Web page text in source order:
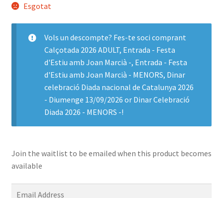
Esgotat
Vols un descompte? Fes-te soci comprant
Calçotada 2026 ADULT, Entrada - Festa
d'Estiu amb Joan Marcià -, Entrada - Festa
d'Estiu amb Joan Marcià - MENORS, Dinar
celebració Diada nacional de Catalunya 2026
- Diumenge 13/09/2026 or Dinar Celebració
Diada 2026 - MENORS -!
Join the waitlist to be emailed when this product becomes
available